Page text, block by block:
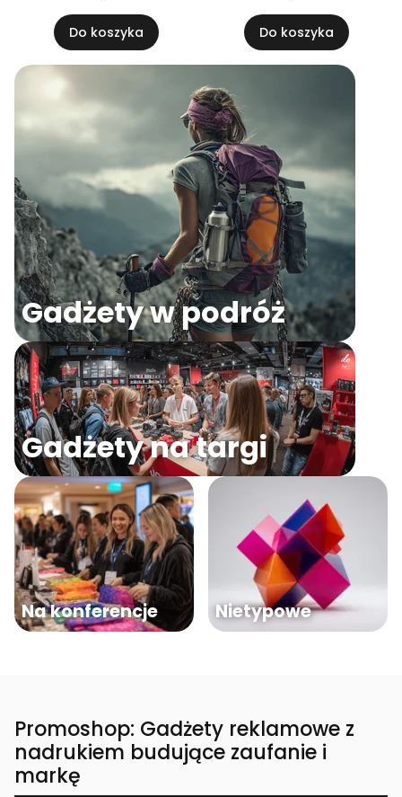
Do koszyka Do koszyka
Gadżety w podróż
Gadżety na targi
Na konferencje Nietypowe
Promoshop: Gadżety reklamowe z
nadrukiem budujące zaufanie i
markę